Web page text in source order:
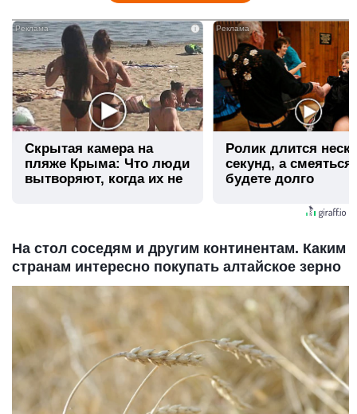
i
Скрытая камера на
пляже Крыма: Что люди
вытворяют, когда их не
Ролик длится
секунд, а
будете долго
На стол соседям и другим континентам. Каким
странам интересно покупать алтайское зерно